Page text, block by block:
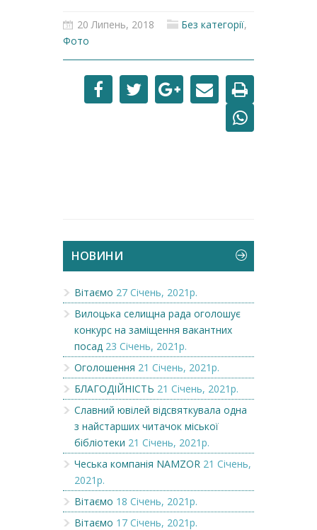
20 Липень, 2018 Без категорії,
Фото
НОВИНИ
Вітаємо 27 Січень, 2021р.
Вилоцька селищна рада оголошує
конкурс на заміщення вакантних
посад 23 Січень, 2021р.
Оголошення 21 Січень, 2021р.
БЛАГОДІЙНІСТЬ 21 Січень, 2021р.
Славний ювілей відсвяткувала одна
з найстарших читачок міської
бібліотеки 21 Січень, 2021р.
Чеська компанія NAMZOR 21 Січень,
2021р.
Вітаємо 18 Січень, 2021р.
Вітаємо 17 Січень, 2021р.